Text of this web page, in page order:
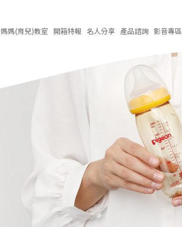
媽媽(育兒)教室 開箱特報 名人分享 產品諮詢 影音專區